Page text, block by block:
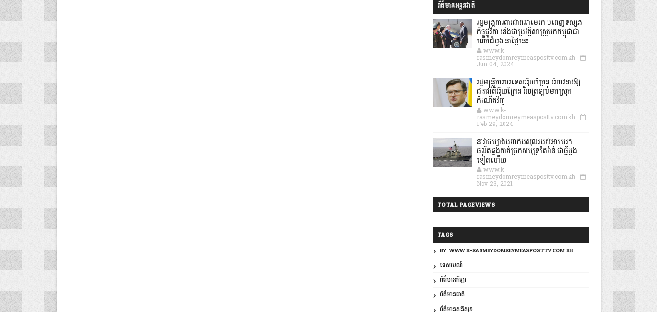
ព័ត៌មានអន្តរជាតិ
រដ្ឋមន្រ្តីការពារជាតិអាមេរិក បំពេញទស្សន
កិច្ចផ្លូវកា រនិងជាប្រវត្តិសាស្រ្តមកកម្ពុជាជា
លើកដំបូង នាថ្ងៃនេះ
www.k-
rasmeydomreymeasposttv.com.kh
Jun 04, 2024
រដ្ឋមន្ត្រីការបរទេសអ៊ុយក្រែន អំពាវនាវឱ្យ
ជនជាតិអ៊ុយក្រែន វិលត្រឡប់មកស្រុក
កំណើតវិញ
www.k-
rasmeydomreymeasposttv.com.kh
Feb 29, 2024
នាវាចម្បាំងបំពាក់មីស៊ីលរបស់អាមេរិក
ចល័តឆ្លងកាត់ច្រកសមុទ្រតៃវ៉ាន់ ជាថ្មីម្តង
ទៀតហើយ
www.k-
rasmeydomreymeasposttv.com.kh
Nov 23, 2021
TOTAL PAGEVIEWS
TAGS
BY: WWW.K-RASMEYDOMREYMEASPOSTTV.COM.KH
ទេសចរណ៍
ព័ត៌មានកីឡា
ព័ត៌មានជាតិ
ព័ត៌មានសន្តិសុខ